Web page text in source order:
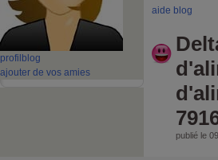
profil blog
ajouter de vos amies
aide blog
publié le